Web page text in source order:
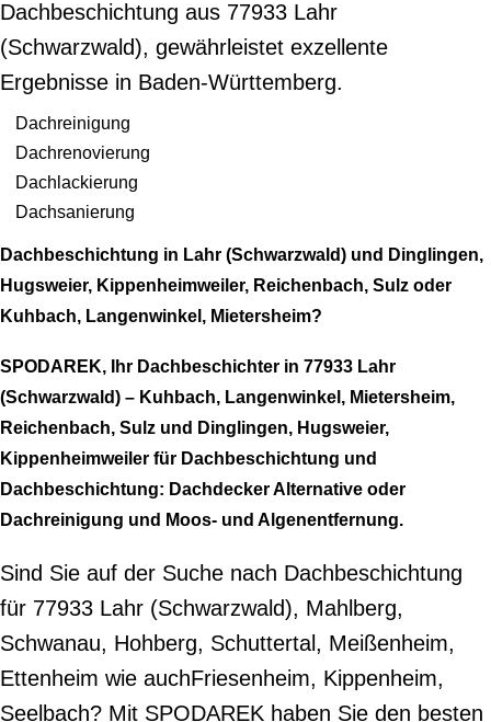
Dachbeschichtung aus 77933 Lahr
(Schwarzwald), gewährleistet exzellente
Ergebnisse in Baden-Württemberg.
Dachreinigung
Dachrenovierung
Dachlackierung
Dachsanierung
Dachbeschichtung in Lahr (Schwarzwald) und Dinglingen,
Hugsweier, Kippenheimweiler, Reichenbach, Sulz oder
Kuhbach, Langenwinkel, Mietersheim?
SPODAREK, Ihr Dachbeschichter in 77933 Lahr
(Schwarzwald) – Kuhbach, Langenwinkel, Mietersheim,
Reichenbach, Sulz und Dinglingen, Hugsweier,
Kippenheimweiler für Dachbeschichtung und
Dachbeschichtung: Dachdecker Alternative oder
Dachreinigung und Moos- und Algenentfernung.
Sind Sie auf der Suche nach Dachbeschichtung
für 77933 Lahr (Schwarzwald), Mahlberg,
Schwanau, Hohberg, Schuttertal, Meißenheim,
Ettenheim wie auchFriesenheim, Kippenheim,
Seelbach? Mit SPODAREK haben Sie den besten